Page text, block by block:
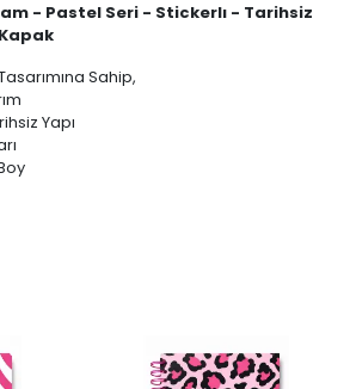
- Pastel Seri - Stickerlı - Tarihsiz
Sahip,
Yapı